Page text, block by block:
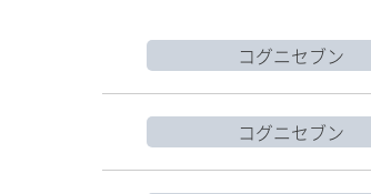
コグニセブン
コグニセブン